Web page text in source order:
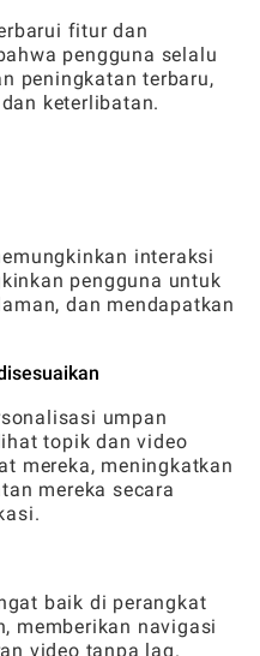
fitur dan
pengguna selalu
peningkatan terbaru,
keterlibatan.
interaksi
pengguna untuk
dan mendapatkan
umpan
topik dan video
mereka, meningkatkan
mereka secara
baik di perangkat
memberikan navigasi
video tanpa lag.